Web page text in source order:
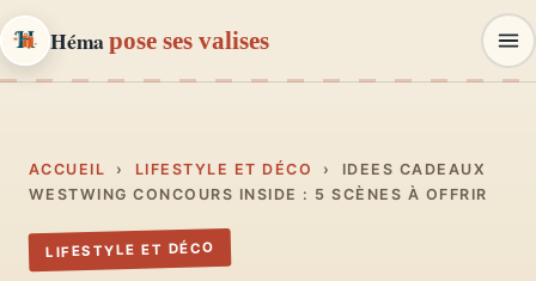
Hémapose ses valises
01 Carnets de voyage
Récits, road-trips, itinéraires
ACCUEIL › LIFESTYLE ET DÉCO › IDEES CADEAUX
WESTWING CONCOURS INSIDE : 5 SCÈNES À OFFRIR
LIFESTYLE ET DÉCO